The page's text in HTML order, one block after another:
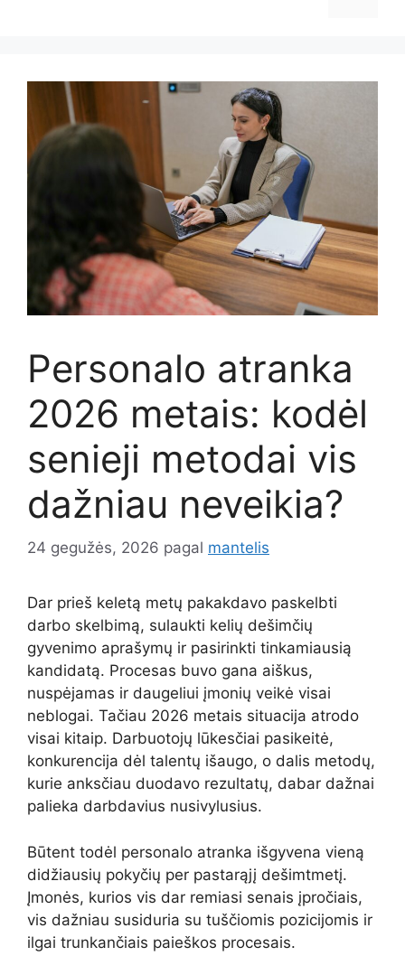
Personalo atranka
2026 metais: kodėl
senieji metodai vis
dažniau neveikia?
24 gegužės, 2026 pagal mantelis
Dar prieš keletą metų pakakdavo paskelbti
darbo skelbimą, sulaukti kelių dešimčių
gyvenimo aprašymų ir pasirinkti tinkamiausią
kandidatą. Procesas buvo gana aiškus,
nuspėjamas ir daugeliui įmonių veikė visai
neblogai. Tačiau 2026 metais situacija atrodo
visai kitaip. Darbuotojų lūkesčiai pasikeitė,
konkurencija dėl talentų išaugo, o dalis metodų,
kurie anksčiau duodavo rezultatų, dabar dažnai
palieka darbdavius nusivylusius.
Būtent todėl personalo atranka išgyvena vieną
didžiausių pokyčių per pastarąjį dešimtmetį.
Įmonės, kurios vis dar remiasi senais įpročiais,
vis dažniau susiduria su tuščiomis pozicijomis ir
ilgai trunkančiais paieškos procesais.